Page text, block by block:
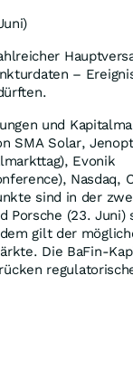
–
und
SMA Solar,
Evonik
Nasdaq,
sind in der
Porsche (23. Juni)
gilt der
Die BaFin-